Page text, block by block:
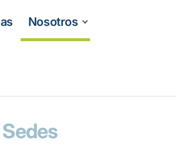
Nosotros
Sedes